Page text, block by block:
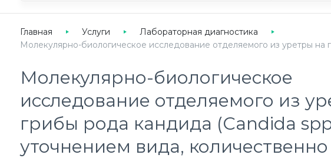
Главная Услуги
Лабораторная диагностика
Молекулярно-биологическое исследование отделяемого из уретры
Молекулярно-биологическое
исследование отделяемого из
грибы рода кандида (Candida
уточнением вида, количественно